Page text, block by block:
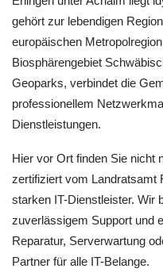
gehört zur lebendigen
europäischen
Biosphärengebiet
Geoparks, verbindet die
professionellem
Dienstleistungen.
Hier vor Ort finden Sie nicht
zertifiziert vom Landratsamt
starken IT-Dienstleister. Wir
zuverlässigem Support und
Reparatur, Serverwartung
Partner für alle IT-Belange.